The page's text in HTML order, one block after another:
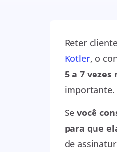
Reter
Kotler, o
5 a 7
importante.
Se você
para que
de